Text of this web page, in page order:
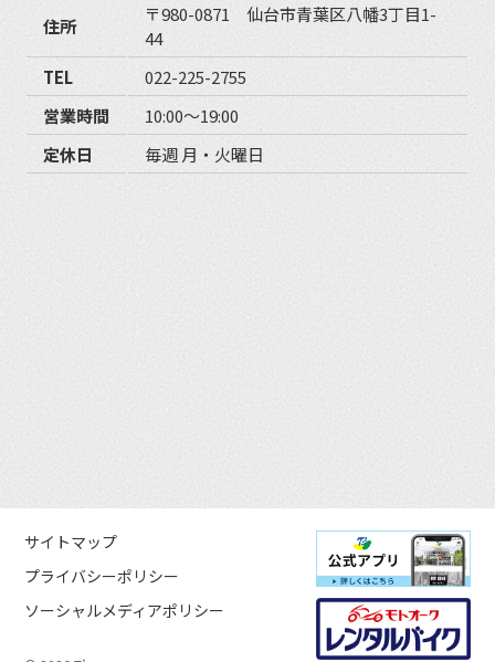
住所
〒980-0871 仙台市青葉区八幡3丁目1-
44
TEL
022-225-2755
営業時間
10:00〜19:00
定休日
毎週 月・火曜日
サイトマップ
プライバシーポリシー
ソーシャルメディアポリシー